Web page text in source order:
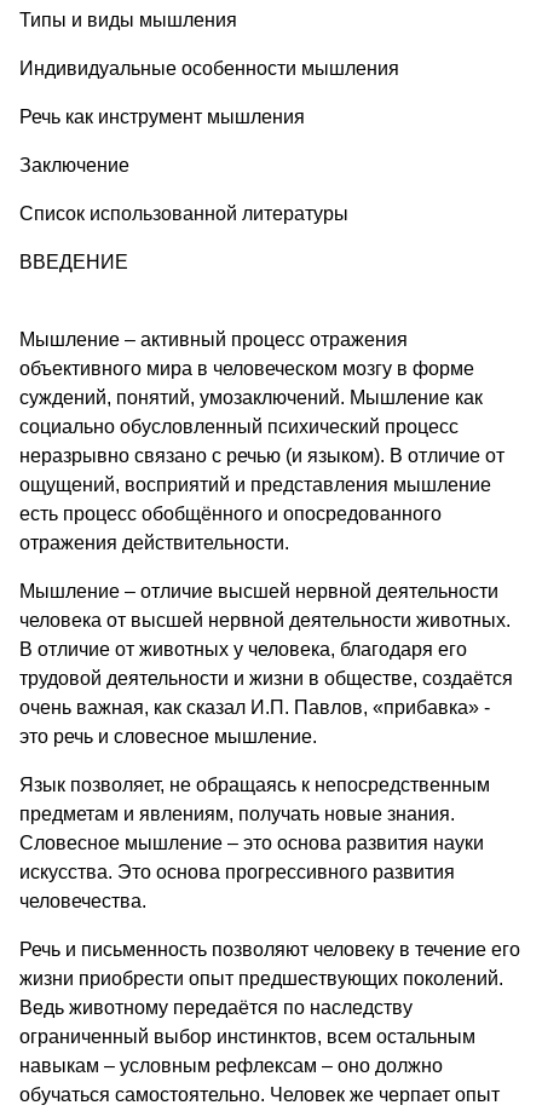
Типы и виды мышления
Индивидуальные особенности мышления
Речь как инструмент мышления
Заключение
Список использованной литературы
ВВЕДЕНИЕ
Мышление – активный процесс отражения
объективного мира в человеческом мозгу в форме
суждений, понятий, умозаключений. Мышление как
социально обусловленный психический процесс
неразрывно связано с речью (и языком). В отличие от
ощущений, восприятий и представления мышление
есть процесс обобщённого и опосредованного
отражения действительности.
Мышление – отличие высшей нервной деятельности
человека от высшей нервной деятельности животных.
В отличие от животных у человека, благодаря его
трудовой деятельности и жизни в обществе, создаётся
очень важная, как сказал И.П. Павлов, «прибавка» -
это речь и словесное мышление.
Язык позволяет, не обращаясь к непосредственным
предметам и явлениям, получать новые знания.
Словесное мышление – это основа развития науки
искусства. Это основа прогрессивного развития
человечества.
Речь и письменность позволяют человеку в течение его
жизни приобрести опыт предшествующих поколений.
Ведь животному передаётся по наследству
ограниченный выбор инстинктов, всем остальным
навыкам – условным рефлексам – оно должно
обучаться самостоятельно. Человек же черпает опыт